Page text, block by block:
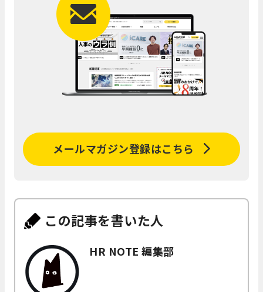
メールマガジン登録はこちら
この記事を書いた人
HR NOTE 編集部